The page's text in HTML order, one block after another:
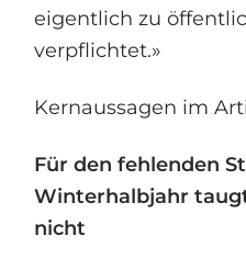
eigentlich zu
verpflichtet.»
Kernaussagen im
Für den fehlenden
Winterhalbjahr
nicht